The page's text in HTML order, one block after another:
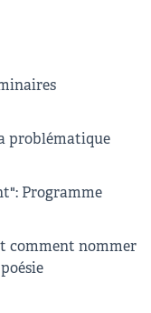
problématique
Programme
comment nommer